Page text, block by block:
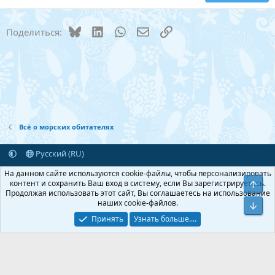
Times New Roman
Trebuchet MS
Поделиться: BlueskyLinkedInWhatsAppЭлектронная почта
Ссылка
Всё о морских обитателях
Русский (RU)
Обратная связь
Условия и правила
Политика конфиденциальности
Помощь Главная
R
S
S
®
© by ©XenTR
На данном сайте используются cookie-файлы, чтобы персонализировать
контент и сохранить Ваш вход в систему, если Вы зарегистрируетесь.
Продолжая использовать этот сайт, Вы соглашаетесь на использование
наших cookie-файлов.
Принять
Узнать больше....
Верх